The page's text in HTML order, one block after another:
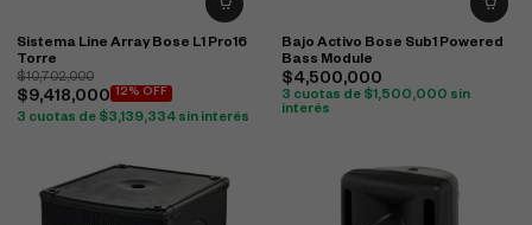
Sistema Line Array Bose L1 Pro16
Torre
$10,702,000
$9,418,000 12% OFF
3 cuotas de $3,139,334 sin interés
Bajo Activo Bose Sub1 Powered
Bass Module
$4,500,000
3 cuotas de $1,500,000 sin
interés